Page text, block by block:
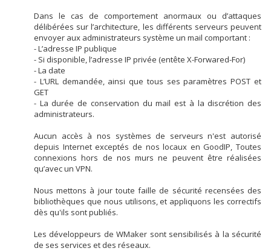
Dans le cas de comportement anormaux ou d’attaques
délibérées sur l’architecture, les différents serveurs peuvent
envoyer aux administrateurs système un mail comportant :
- L’adresse IP publique
- Si disponible, l’adresse IP privée (entête X-Forwared-For)
- La date
- L’URL demandée, ainsi que tous ses paramètres POST et
GET
- La durée de conservation du mail est à la discrétion des
administrateurs.
Aucun accès à nos systèmes de serveurs n'est autorisé
depuis Internet exceptés de nos locaux en GoodIP, Toutes
connexions hors de nos murs ne peuvent être réalisées
qu’avec un VPN.
Nous mettons à jour toute faille de sécurité recensées des
bibliothèques que nous utilisons, et appliquons les correctifs
dès qu'ils sont publiés.
Les développeurs de WMaker sont sensibilisés à la sécurité
de ses services et des réseaux.